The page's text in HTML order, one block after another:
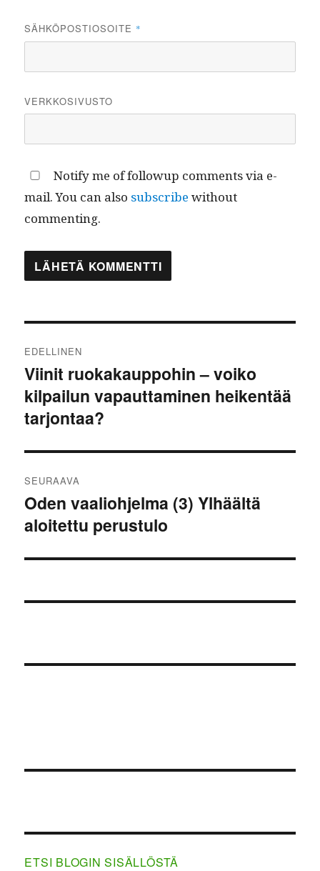
SÄHKÖPOSTIOSOITE *
VERKKOSIVUSTO
Notify me of followup comments via e-
mail. You can also subscribe without
commenting.
selaus
EDELLINEN
Edellinen
artikkeli:
Viinit ruokakauppohin – voiko
kilpailun vapauttaminen heikentää
tarjontaa?
SEURAAVA
Seuraava
artikkeli:
Oden vaaliohjelma (3) Ylhäältä
aloitettu perustulo
ETSI BLOGIN SISÄLLÖSTÄ